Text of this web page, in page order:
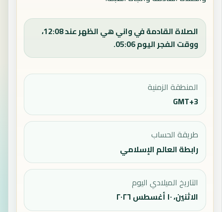
الصلاة القادمة في واني هي الظهر عند 12:08،
ووقت الفجر اليوم 05:06.
المنطقة الزمنية
GMT+3
طريقة الحساب
رابطة العالم الإسلامي
التاريخ الميلادي اليوم
الاثنين، ١٠ أغسطس ٢٠٢٦